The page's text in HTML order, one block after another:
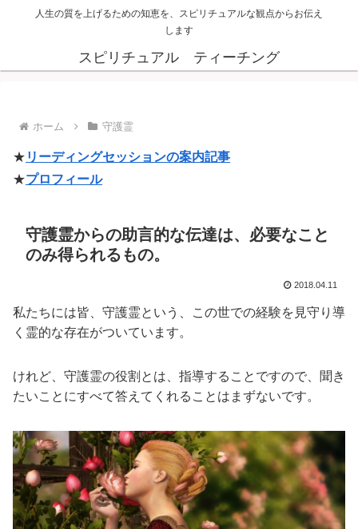
人生の質を上げるための知恵を、スピリチュアルな観点からお伝え
します
スピリチュアル ティーチング
ホーム 守護霊
★ リーディングセッションの案内記事
★プロフィール
守護霊からの助言的な伝達は、必要なこと
のみ得られるもの。
2018.04.11
私たちには皆、守護霊という、この世での経験を見守り導
く霊的な存在がついています。
けれど、守護霊の役割とは、指導することですので、聞き
たいことにすべて答えてくれることはまずないです。